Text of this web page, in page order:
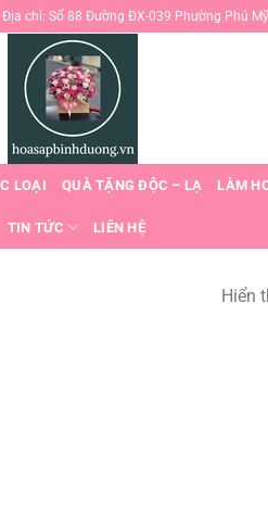
Địa chỉ: Số 88 Đường ĐX-039 Phường Phú
LOẠI QUÀ TẶNG ĐỘC – LẠ LÀM
TIN TỨC LIÊN HỆ
Hiển